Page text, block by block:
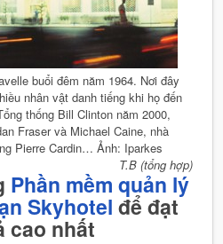
buổi đêm năm 1964. Nơi đây
nhân vật danh tiếng khi họ đến
thống Bill Clinton năm 2000,
Fraser và Michael Caine, nhà
Pierre Cardin… Ảnh: Iparkes
T.B (tổng hợp)
Phần mềm quản lý
Skyhotel để đạt
cao nhất